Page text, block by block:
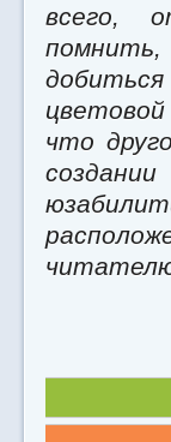
всего,
помнить,
добиться
что